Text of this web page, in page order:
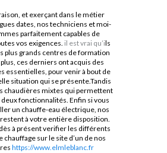
et exerçant dans le métier
dates, nos techniciens et moi-
parfaitement capables de
vos exigences. il est vrai qu’ils
plus grands centres de formation
plus, ces derniers ont acquis des
essentielles, pour venir à bout de
situation qui se présente.Tandis
chaudières mixtes qui permettent
deux fonctionnalités. Enfin si vous
un chauffe-eau électrique, nos
à votre entière disposition.
à présent verifier les différents
chauffage sur le site d’un de nos
https://www.elmleblanc.fr